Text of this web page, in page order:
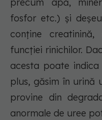
precum apă,
fosfor etc.) și
conține
funcției rinichilor.
acesta poate
plus, găsim în urină
provine din
anormale de uree